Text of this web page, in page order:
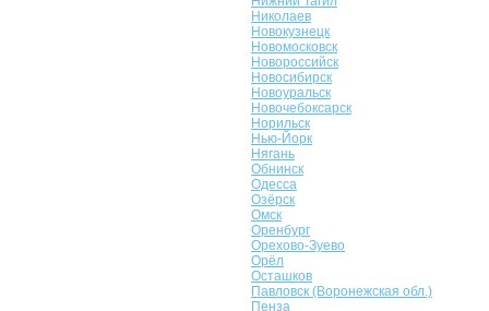
Николаев
Новокузнецк
Новомосковск
Новороссийск
Новосибирск
Новоуральск
Новочебоксарск
Норильск
Нью-Йорк
Нягань
Обнинск
Одесса
Озёрск
Омск
Оренбург
Орехово-Зуево
Орёл
Осташков
Павловск (Воронежская обл.)
Пенза